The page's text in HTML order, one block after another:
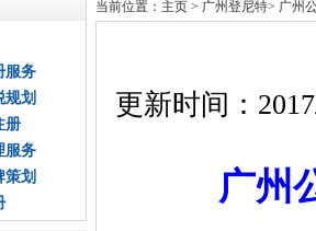
服务
规划
册
服务
策划
当前位置： 主页 > 广州登尼特> 广州
更新时间：
广州